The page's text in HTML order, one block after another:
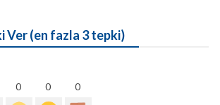
Ver (en fazla 3 tepki)
0 0 0